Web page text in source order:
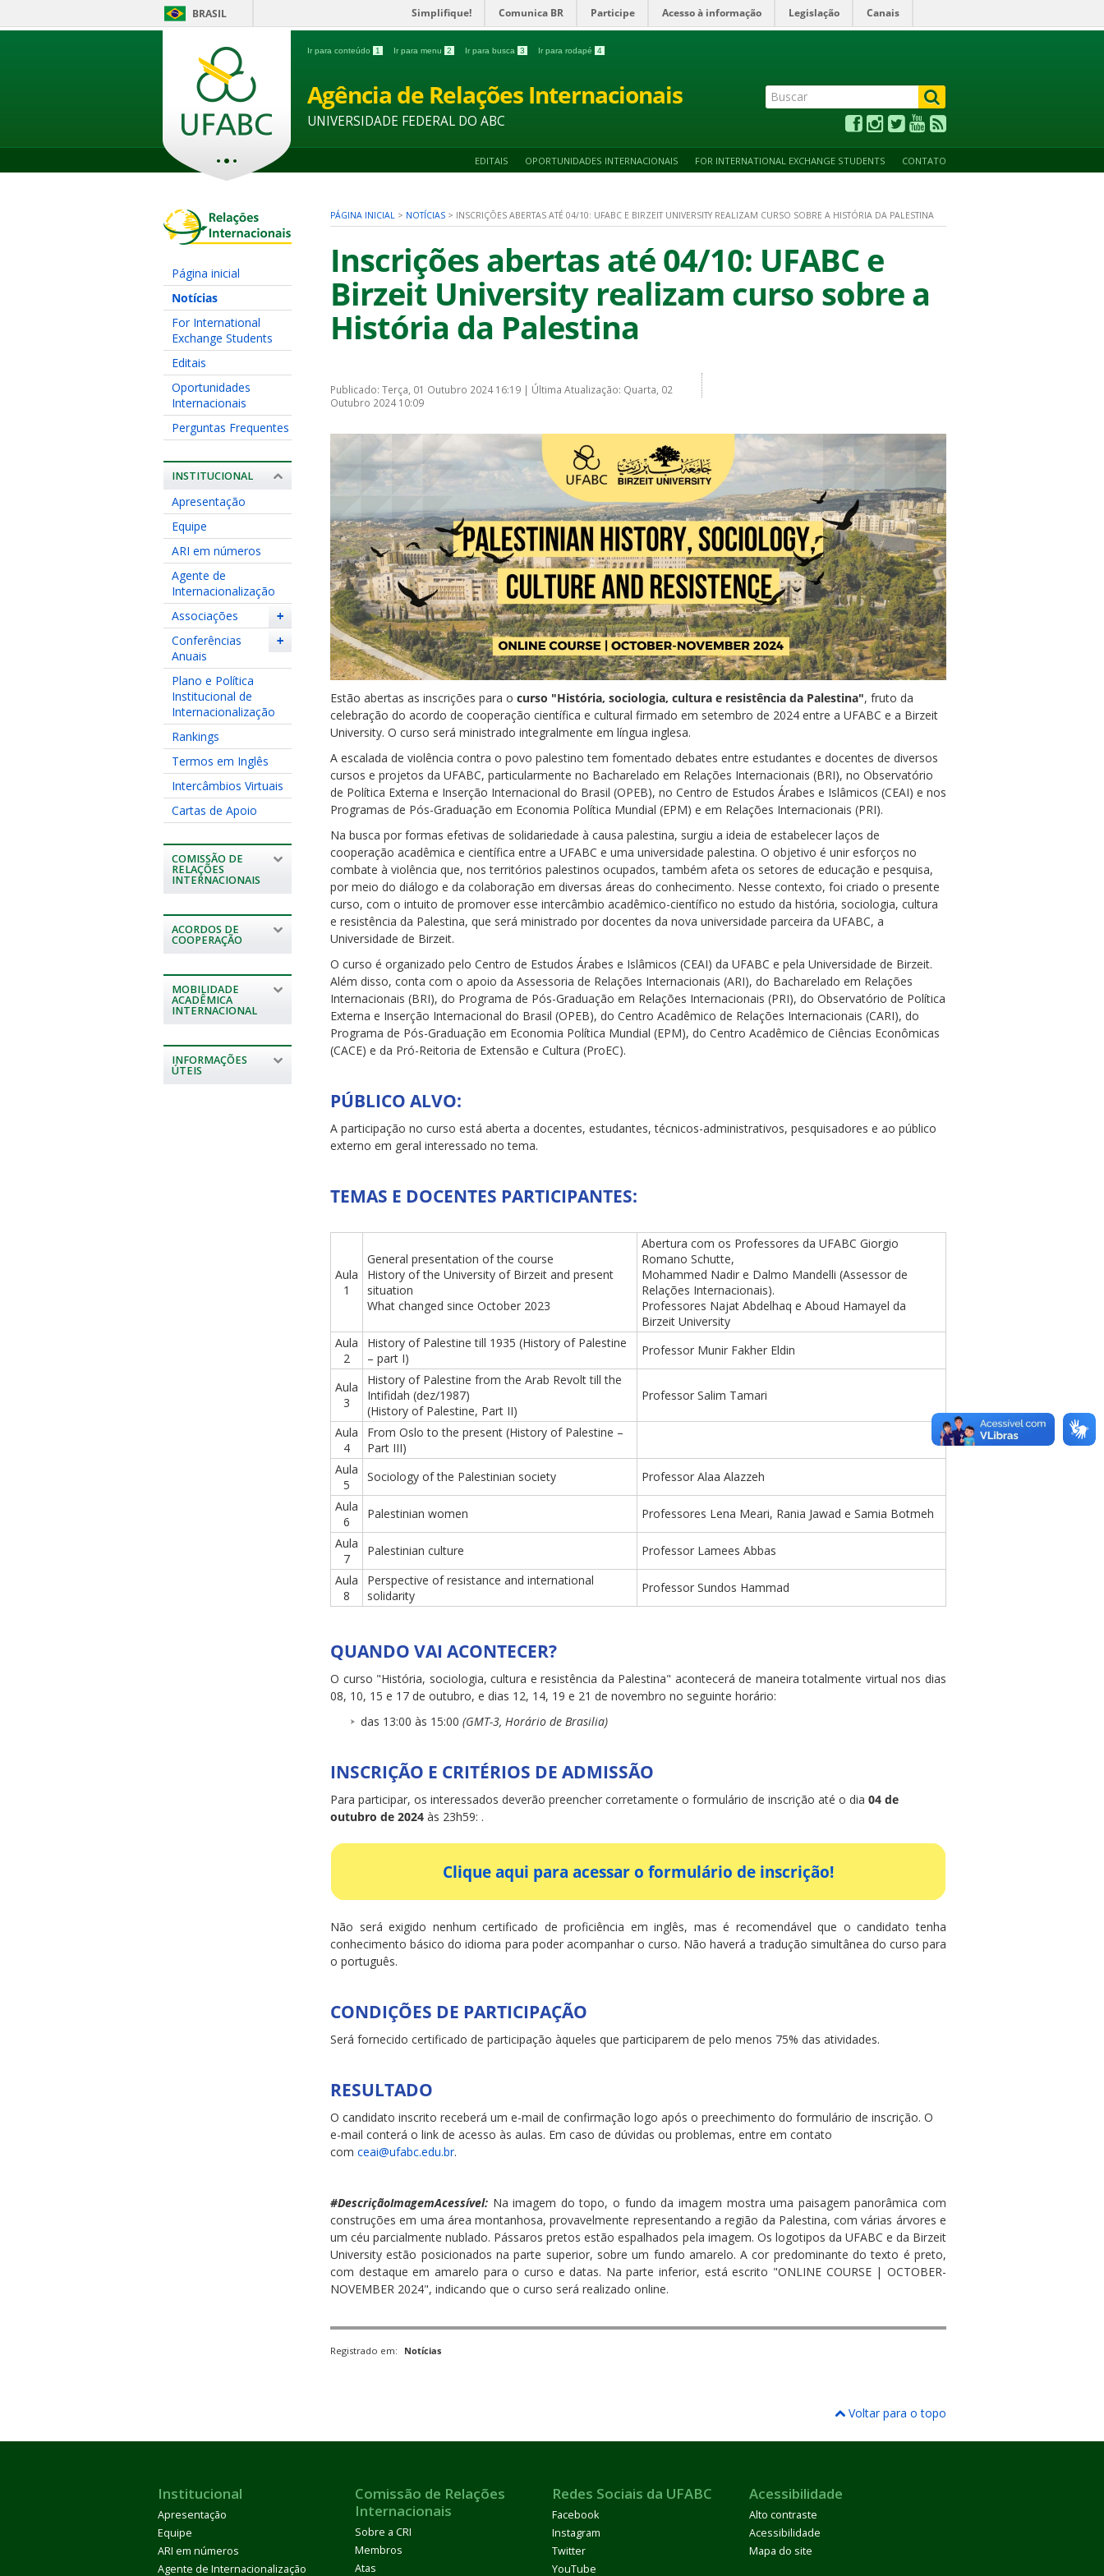
BRASIL Simplifique! Comunica BR Participe Acesso à informação Legislação Canais
Ir para conteúdo 1 Ir para menu 2 Ir para busca 3 Ir para rodapé 4
Agência de Relações Internacionais
UNIVERSIDADE FEDERAL DO ABC
EDITAIS OPORTUNIDADES INTERNACIONAIS FOR INTERNATIONAL EXCHANGE STUDENTS CONTATO
Página inicial
Notícias
For International
Exchange Students
Editais
Oportunidades
Internacionais
Perguntas Frequentes
INSTITUCIONAL
Apresentação
Equipe
ARI em números
Agente de
Internacionalização
+
Associações
+
Conferências
Anuais
Plano e Política
Institucional de
Internacionalização
Rankings
Termos em Inglês
Intercâmbios Virtuais
Cartas de Apoio
COMISSÃO DE
RELAÇÕES
INTERNACIONAIS
ACORDOS DE
COOPERAÇÃO
MOBILIDADE
ACADÊMICA
INTERNACIONAL
INFORMAÇÕES
ÚTEIS
PÁGINA INICIAL > NOTÍCIAS > INSCRIÇÕES ABERTAS ATÉ 04/10: UFABC E BIRZEIT UNIVERSITY REALIZAM CURSO SOBRE A HISTÓRIA DA PALESTINA
Inscrições abertas até 04/10: UFABC e
Birzeit University realizam curso sobre a
História da Palestina
Publicado: Terça, 01 Outubro 2024 16:19 | Última Atualização: Quarta, 02
Outubro 2024 10:09
Estão abertas as inscrições para o curso "História, sociologia, cultura e resistência da Palestina", fruto da
celebração do acordo de cooperação científica e cultural firmado em setembro de 2024 entre a UFABC e a Birzeit
University. O curso será ministrado integralmente em língua inglesa.
A escalada de violência contra o povo palestino tem fomentado debates entre estudantes e docentes de diversos
cursos e projetos da UFABC, particularmente no Bacharelado em Relações Internacionais (BRI), no Observatório
de Política Externa e Inserção Internacional do Brasil (OPEB), no Centro de Estudos Árabes e Islâmicos (CEAI) e nos
Programas de Pós-Graduação em Economia Política Mundial (EPM) e em Relações Internacionais (PRI).
Na busca por formas efetivas de solidariedade à causa palestina, surgiu a ideia de estabelecer laços de
cooperação acadêmica e científica entre a UFABC e uma universidade palestina. O objetivo é unir esforços no
combate à violência que, nos territórios palestinos ocupados, também afeta os setores de educação e pesquisa,
por meio do diálogo e da colaboração em diversas áreas do conhecimento. Nesse contexto, foi criado o presente
curso, com o intuito de promover esse intercâmbio acadêmico-científico no estudo da história, sociologia, cultura
e resistência da Palestina, que será ministrado por docentes da nova universidade parceira da UFABC, a
Universidade de Birzeit.
O curso é organizado pelo Centro de Estudos Árabes e Islâmicos (CEAI) da UFABC e pela Universidade de Birzeit.
Além disso, conta com o apoio da Assessoria de Relações Internacionais (ARI), do Bacharelado em Relações
Internacionais (BRI), do Programa de Pós-Graduação em Relações Internacionais (PRI), do Observatório de Política
Externa e Inserção Internacional do Brasil (OPEB), do Centro Acadêmico de Relações Internacionais (CARI), do
Programa de Pós-Graduação em Economia Política Mundial (EPM), do Centro Acadêmico de Ciências Econômicas
(CACE) e da Pró-Reitoria de Extensão e Cultura (ProEC).
PÚBLICO ALVO:
A participação no curso está aberta a docentes, estudantes, técnicos-administrativos, pesquisadores e ao público
externo em geral interessado no tema.
TEMAS E DOCENTES PARTICIPANTES:
Aula
1
General presentation of the course
History of the University of Birzeit and present
situation
What changed since October 2023
Abertura com os Professores da UFABC Giorgio
Romano Schutte,
Mohammed Nadir e Dalmo Mandelli (Assessor de
Relações Internacionais).
Professores Najat Abdelhaq e Aboud Hamayel da
Birzeit University
Aula
2
History of Palestine till 1935 (History of Palestine
– part I)
Professor Munir Fakher Eldin
Aula
3
History of Palestine from the Arab Revolt till the
Intifidah (dez/1987)
(History of Palestine, Part II)
Professor Salim Tamari
Aula
4
From Oslo to the present (History of Palestine –
Part III)
Aula
5
Sociology of the Palestinian society
Professor Alaa Alazzeh
Aula
6
Palestinian women
Professores Lena Meari, Rania Jawad e Samia Botmeh
Aula
7
Palestinian culture
Professor Lamees Abbas
Aula
8
Perspective of resistance and international
solidarity
Professor Sundos Hammad
QUANDO VAI ACONTECER?
O curso "História, sociologia, cultura e resistência da Palestina" acontecerá de maneira totalmente virtual nos dias
08, 10, 15 e 17 de outubro, e dias 12, 14, 19 e 21 de novembro no seguinte horário:
das 13:00 às 15:00 (GMT-3, Horário de Brasilia)
INSCRIÇÃO E CRITÉRIOS DE ADMISSÃO
Para participar, os interessados deverão preencher corretamente o formulário de inscrição até o dia 04 de
outubro de 2024 às 23h59: .
Clique aqui para acessar o formulário de inscrição!
Não será exigido nenhum certificado de proficiência em inglês, mas é recomendável que o candidato tenha
conhecimento básico do idioma para poder acompanhar o curso. Não haverá a tradução simultânea do curso para
o português.
CONDIÇÕES DE PARTICIPAÇÃO
Será fornecido certificado de participação àqueles que participarem de pelo menos 75% das atividades.
RESULTADO
O candidato inscrito receberá um e-mail de confirmação logo após o preechimento do formulário de inscrição. O
e-mail conterá o link de acesso às aulas. Em caso de dúvidas ou problemas, entre em contato
com ceai@ufabc.edu.br.
#DescriçãoImagemAcessível: Na imagem do topo, o fundo da imagem mostra uma paisagem panorâmica com
construções em uma área montanhosa, provavelmente representando a região da Palestina, com várias árvores e
um céu parcialmente nublado. Pássaros pretos estão espalhados pela imagem. Os logotipos da UFABC e da Birzeit
University estão posicionados na parte superior, sobre um fundo amarelo. A cor predominante do texto é preto,
com destaque em amarelo para o curso e datas. Na parte inferior, está escrito "ONLINE COURSE | OCTOBER-
NOVEMBER 2024", indicando que o curso será realizado online.
Registrado em: Notícias
Voltar para o topo
Institucional
Apresentação
Equipe
ARI em números
Agente de Internacionalização
Comissão de Relações
Internacionais
Sobre a CRI
Membros
Atas
Redes Sociais da UFABC
Facebook
Instagram
Twitter
YouTube
Acessibilidade
Alto contraste
Acessibilidade
Mapa do site